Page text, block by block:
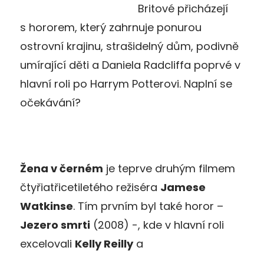
Britové přicházejí
s hororem, který zahrnuje ponurou
ostrovní krajinu, strašidelný dům, podivně
umírající děti a Daniela Radcliffa poprvé v
hlavní roli po Harrym Potterovi. Naplní se
očekávání?
Žena v černém je teprve druhým filmem
čtyřiatřicetiletého režiséra Jamese
Watkinse. Tím prvním byl také horor –
Jezero smrti (2008) -, kde v hlavní roli
excelovali Kelly Reillya